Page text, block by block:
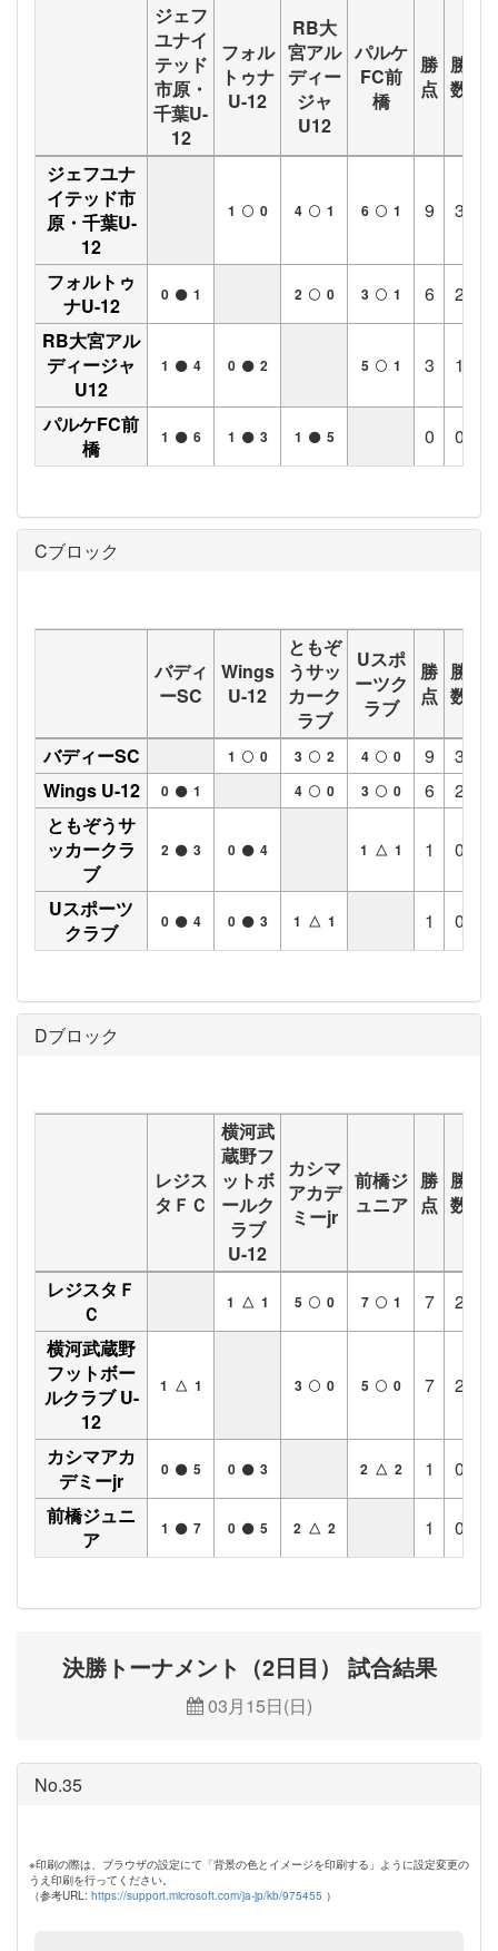
ジェフ
ユナイ
テッド
市原・
千葉U-
12
フォル
トゥナ
U-12
RB大
宮アル
ディー
ジャ
U12
パルケ
FC前
橋
勝
点
勝
数
ジェフユナ
イテッド市
原・千葉U-
12
1 0 4 1 6 1 9 3
フォルトゥ
ナU-12
0 1 2 0 3 1 6 2
RB大宮アル
ディージャ
U12
1 4 0 2 5 1 3 1
パルケFC前
橋
1 6 1 3 1 5 0 0
Cブロック
バディ
ーSC
Wings
U-12
ともぞ
うサッ
カーク
ラブ
Uスポ
ーツク
ラブ
勝
点
勝
数
バディーSC 1 0 3 2 4 0 9 3
Wings U-12
0 1 4 0 3 0 6 2
ともぞうサ
ッカークラ
ブ
2 3 0 4 1 △ 1 1 0
Uスポーツ
クラブ
0 4 0 3 1 △ 1 1 0
Dブロック
レジス
タＦＣ
横河武
蔵野フ
ットボ
ールク
ラブ
U-12
カシマ
アカデ
ミーjr
前橋ジ
ュニア
勝
点
勝
数
レジスタＦ
Ｃ
1 △ 1 5 0 7 1 7 2
横河武蔵野
フットボー
ルクラブ U-
12
1 △ 1 3 0 5 0 7 2
カシマアカ
デミーjr
0 5 0 3 2 △ 2 1 0
前橋ジュニ
ア
1 7 0 5 2 △ 2 1 0
決勝トーナメント（2日目） 試合結果
03月15日(日)
No.35
※印刷の際は、ブラウザの設定にて「背景の色とイメージを印刷する」ように設定変更の
うえ印刷を行ってください。
（参考URL: https://support.microsoft.com/ja-jp/kb/975455 ）